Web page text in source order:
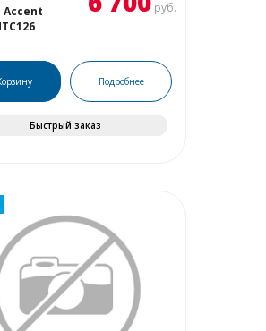
Accent
руб.
Подробнее
Быстрый заказ